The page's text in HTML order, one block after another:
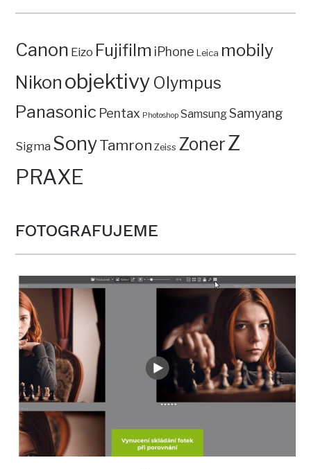
Canon Eizo Fujifilm iPhone Leica mobily
Nikon objektivy Olympus
Panasonic Pentax Photoshop SamsungSamyang
Sigma SonyTamron Zeiss ZonerZ
PRAXE
FOTOGRAFUJEME